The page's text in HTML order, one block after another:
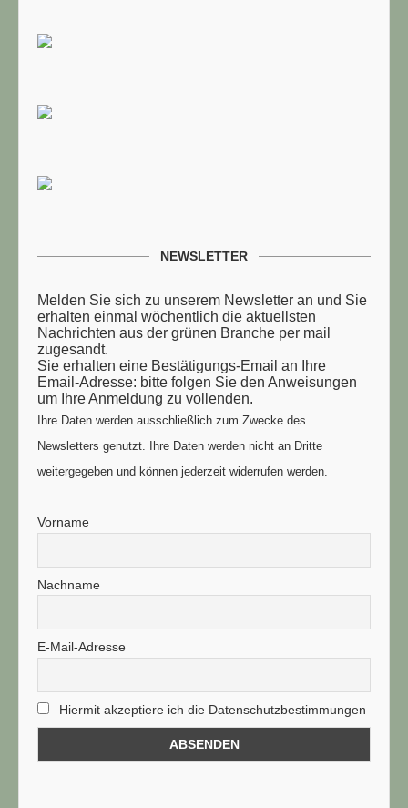
NEWSLETTER
Melden Sie sich zu unserem Newsletter an und Sie
erhalten einmal wöchentlich die aktuellsten
Nachrichten aus der grünen Branche per mail
zugesandt.
Sie erhalten eine Bestätigungs-Email an Ihre
Email-Adresse: bitte folgen Sie den Anweisungen
um Ihre Anmeldung zu vollenden.
Ihre Daten werden ausschließlich zum Zwecke des
Newsletters genutzt. Ihre Daten werden nicht an Dritte
weitergegeben und können jederzeit widerrufen werden.
Vorname
Nachname
E-Mail-Adresse
Hiermit akzeptiere ich die Datenschutzbestimmungen
STELLENANGEBOTE!!!